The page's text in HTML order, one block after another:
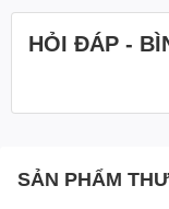
Đế giữ MCDODO
Điện thoại có
Điện thoại gắn
cả người dùng
HỎI ĐÁP -
SẢN PHẨM